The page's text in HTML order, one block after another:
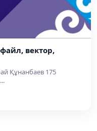
вектор,
Құнанбаев 175